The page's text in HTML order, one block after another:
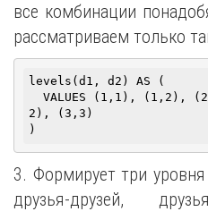
все комбинации
рассматриваем только
levels(d1, d2) AS (
2), (3,3)
)
3. Формирует три
друзья-друзей,